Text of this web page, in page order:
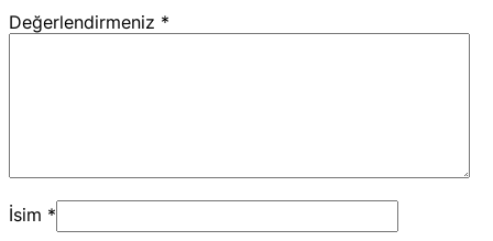
Değerlendirmeniz *
İsim *